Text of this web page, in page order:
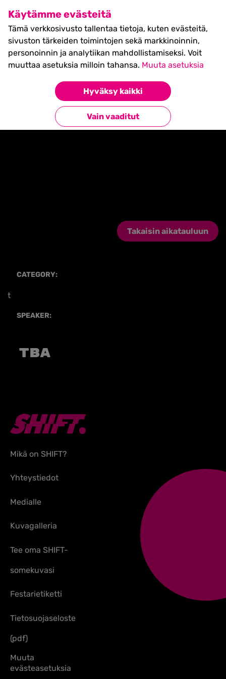
Käytämme evästeitä
Tämä verkkosivusto tallentaa tietoja, kuten evästeitä,
sivuston tärkeiden toimintojen sekä markkinoinnin,
personoinnin ja analytiikan mahdollistamiseksi. Voit
muuttaa asetuksia milloin tahansa. Muuta asetuksia
Hyväksy kaikki
Vain vaaditut
SHIFT Business Festival
27.5.2027, Turku - liput
myynnissä nyt! >>
Timetable events»TBA
TBA
Takaisin aikatauluun
CATEGORY:
t
SPEAKER:
TBA
Mikä on SHIFT?
Yhteystiedot
Medialle
Kuvagalleria
Tee oma SHIFT-
somekuvasi
Festarietiketti
Tietosuojaseloste
(pdf)
Muuta
evästeasetuksia